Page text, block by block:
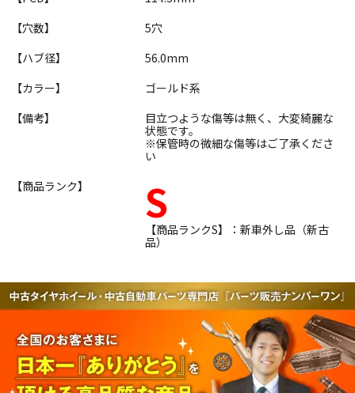
【穴数】
5穴
【ハブ径】
56.0mm
【カラー】
ゴールド系
【備考】
目立つような傷等は無く、大変綺麗な
状態です。
※保管時の微細な傷等はご了承くださ
い
【商品ランク】
S
【商品ランクS】：新車外し品（新古
品）